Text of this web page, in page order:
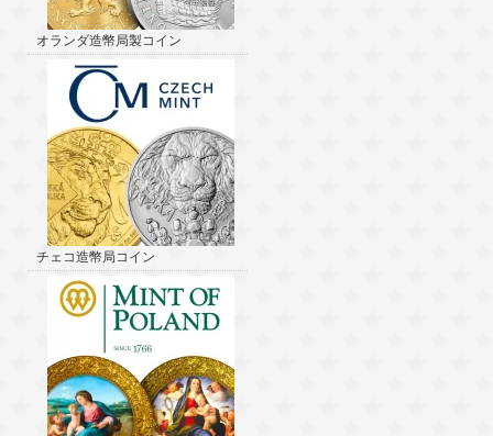
オランダ造幣局製コイン
チェコ造幣局コイン